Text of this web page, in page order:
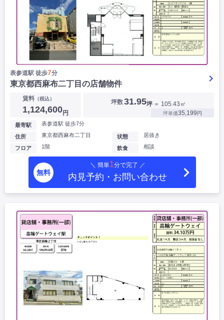
表参道駅 徒歩7分
東京都西麻布二丁目の店舗物件
賃料 （税込）
1,124,600円
坪数31.95坪 ＝ 105.43㎡
坪単価35,199円
最寄駅 表参道駅 徒歩7分
住所 東京都西麻布二丁目
フロア 1階
状態 居抜き
飲食 相談
無料
＼ 簡単1分で完了 ／
内見予約・お問い合わせ